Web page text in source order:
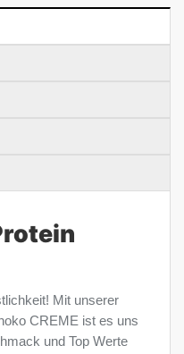
Mit unserer
CREME ist es uns
und Top Werte